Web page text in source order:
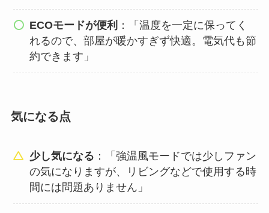
ECOモードが便利 ：「温度を一定に保ってく
れるので、部屋が暖かすぎず快適。電気代も節
約できます」
気になる点
少し気になる ：「強温風モードでは少しファン
の気になりますが、リビングなどで使用する時
間には問題ありません」